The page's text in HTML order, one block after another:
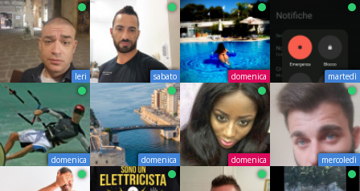
Ieri sabato domenica martedì
domenica domenica domenica mercoledì